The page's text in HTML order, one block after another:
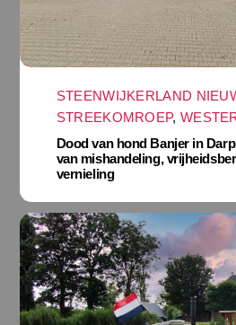
STEENWIJKERLAND
STREEKOMROEP,
Dood van hond Banjer in
van mishandeling,
vernieling